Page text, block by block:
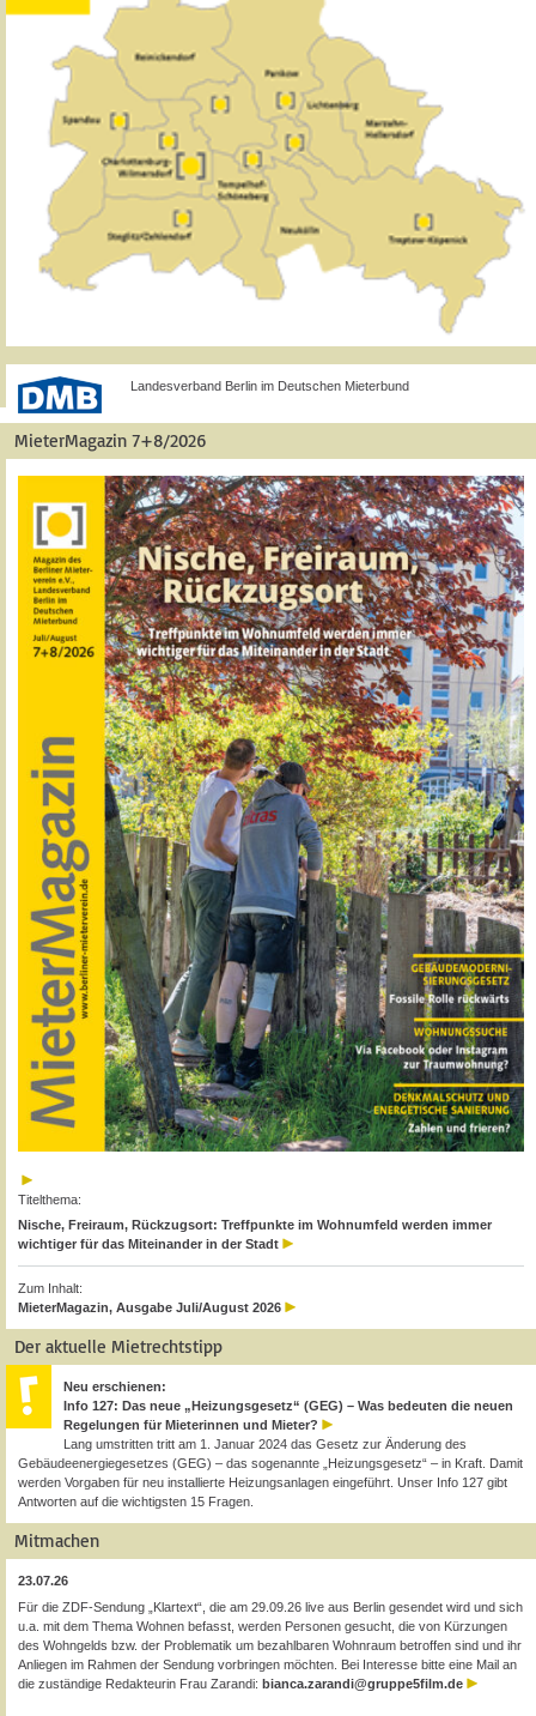
Landesverband Berlin im Deutschen Mieterbund
MieterMagazin 7+8/2026
Titelthema:
Nische, Freiraum, Rückzugsort: Treffpunkte im Wohnumfeld werden immer
wichtiger für das Miteinander in der Stadt
Zum Inhalt:
MieterMagazin, Ausgabe Juli/August 2026
Der aktuelle Mietrechtstipp
Neu erschienen:
Info 127: Das neue „Heizungsgesetz“ (GEG) – Was bedeuten die neuen
Regelungen für Mieterinnen und Mieter?
Lang umstritten tritt am 1. Januar 2024 das Gesetz zur Änderung des
Gebäudeenergiegesetzes (GEG) – das sogenannte „Heizungsgesetz“ – in Kraft. Damit
werden Vorgaben für neu installierte Heizungsanlagen eingeführt. Unser Info 127 gibt
Antworten auf die wichtigsten 15 Fragen.
Mitmachen
23.07.26
Für die ZDF-Sendung „Klartext“, die am 29.09.26 live aus Berlin gesendet wird und sich
u.a. mit dem Thema Wohnen befasst, werden Personen gesucht, die von Kürzungen
des Wohngelds bzw. der Problematik um bezahlbaren Wohnraum betroffen sind und ihr
Anliegen im Rahmen der Sendung vorbringen möchten. Bei Interesse bitte eine Mail an
die zuständige Redakteurin Frau Zarandi: bianca.zarandi@gruppe5film.de